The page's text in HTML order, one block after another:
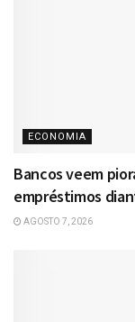
ECONOMIA
Bancos veem
empréstimos
AGOSTO 7, 2026